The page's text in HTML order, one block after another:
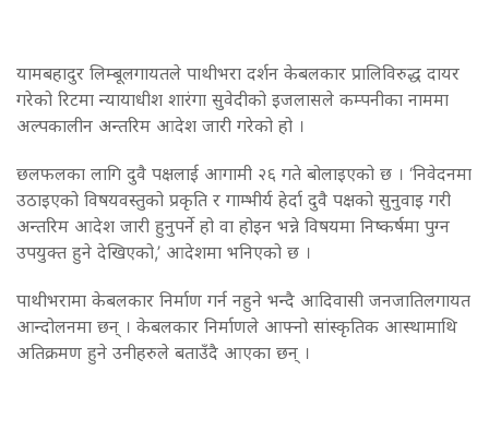
यामबहादुर लिम्बूलगायतले पाथीभरा दर्शन केबलकार प्रालिविरुद्ध दायर
गरेको रिटमा न्यायाधीश शारंगा सुवेदीको इजलासले कम्पनीका नाममा
अल्पकालीन अन्तरिम आदेश जारी गरेको हो ।
छलफलका लागि दुवै पक्षलाई आगामी २६ गते बोलाइएको छ । ‘निवेदनमा
उठाइएको विषयवस्तुको प्रकृति र गाम्भीर्य हेर्दा दुवै पक्षको सुनुवाइ गरी
अन्तरिम आदेश जारी हुनुपर्ने हो वा होइन भन्ने विषयमा निष्कर्षमा पुग्न
उपयुक्त हुने देखिएको,’ आदेशमा भनिएको छ ।
पाथीभरामा केबलकार निर्माण गर्न नहुने भन्दै आदिवासी जनजातिलगायत
आन्दोलनमा छन् । केबलकार निर्माणले आफ्नो सांस्कृतिक आस्थामाथि
अतिक्रमण हुने उनीहरुले बताउँदै आएका छन् ।